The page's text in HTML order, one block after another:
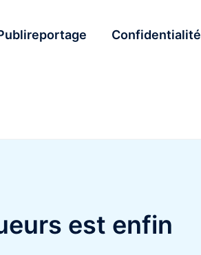
Confidentialité
est enfin